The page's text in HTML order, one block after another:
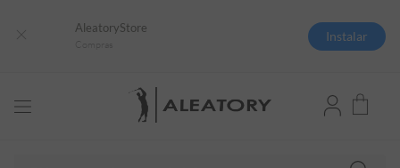
AleatoryStore
Instalar